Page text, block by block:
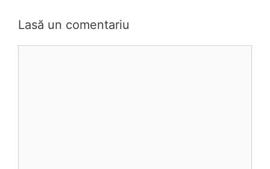
Lasă un comentariu